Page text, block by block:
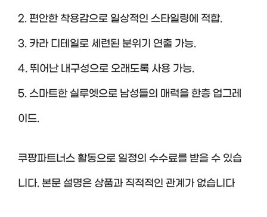
2. 편안한 착용감으로 일상적인 스타일링에 적합.
3. 카라 디테일로 세련된 분위기 연출 가능.
4. 뛰어난 내구성으로 오래도록 사용 가능.
5. 스마트한 실루엣으로 남성들의 매력을 한층 업그레
이드.
쿠팡파트너스 활동으로 일정의 수수료를 받을 수 있습
니다. 본문 설명은 상품과 직적적인 관계가 없습니다